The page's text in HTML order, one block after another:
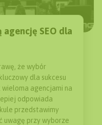
agencję SEO dla
że wybór
dla sukcesu
agencjami na
odpowiada
przedstawimy
uwagę przy wyborze